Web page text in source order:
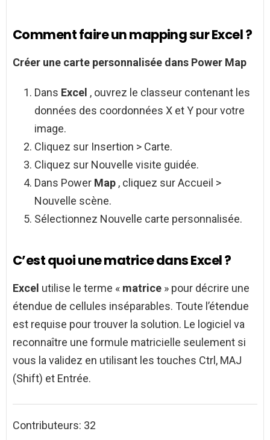
Comment faire un mapping sur Excel ?
Créer une carte personnalisée dans Power Map
Dans Excel , ouvrez le classeur contenant les
données des coordonnées X et Y pour votre
image.
Cliquez sur Insertion > Carte.
Cliquez sur Nouvelle visite guidée.
Dans Power Map , cliquez sur Accueil >
Nouvelle scène.
Sélectionnez Nouvelle carte personnalisée.
C’est quoi une matrice dans Excel ?
Excel utilise le terme « matrice » pour décrire une
étendue de cellules inséparables. Toute l’étendue
est requise pour trouver la solution. Le logiciel va
reconnaître une formule matricielle seulement si
vous la validez en utilisant les touches Ctrl, MAJ
(Shift) et Entrée.
Contributeurs: 32